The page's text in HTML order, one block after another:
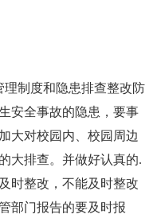
理制度和隐患排查整改防
安全事故的隐患，要事
大对校园内、校园周边
大排查。并做好认真的.
时整改，不能及时整改
部门报告的要及时报